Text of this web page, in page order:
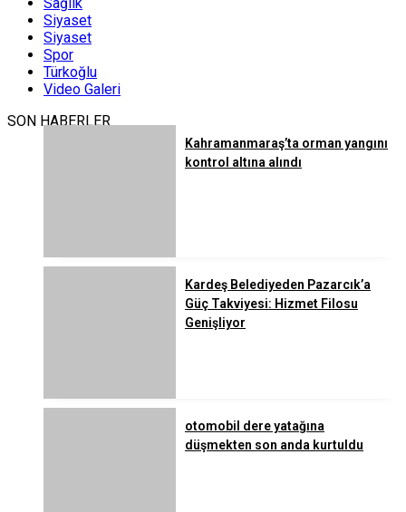
Siyaset
Siyaset
Spor
Türkoğlu
Video Galeri
SON HABERLER
Kahramanmaraş’ta orman yangını
kontrol altına alındı
Kardeş Belediyeden Pazarcık’a
Güç Takviyesi: Hizmet Filosu
Genişliyor
otomobil dere yatağına
düşmekten son anda kurtuldu